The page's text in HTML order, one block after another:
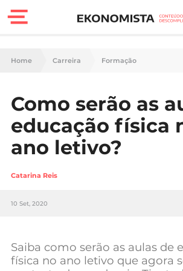
Finanças Pessoais
Carreira
Casa
Lifestyle
Sociedade
Negócios
Home Carreira Formação
Como serão as
educação física
ano letivo?
Catarina Reis
10 Set, 2020
Saiba como serão as aulas de
física no ano letivo que agora